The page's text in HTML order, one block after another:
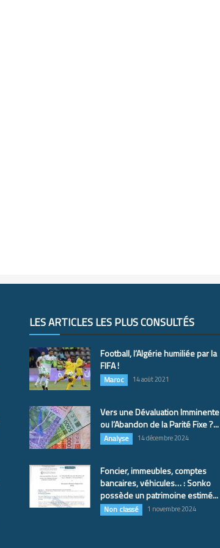
LES ARTICLES LES PLUS CONSULTÉS
Football, l’Algérie humiliée par la
FIFA !
Maroc 14 août 2021
Vers une Dévaluation Imminente
ou l’Abandon de la Parité Fixe ?...
Analyse 14 décembre 2024
Foncier, immeubles, comptes
bancaires, véhicules… : Sonko
possède un patrimoine estimé...
Non classé 1 novembre 2024